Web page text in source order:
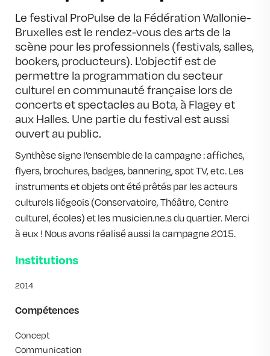
Le festival ProPulse de la Fédération Wallonie-
Bruxelles est le rendez-vous des arts de la
scène pour les professionnels (festivals, salles,
bookers, producteurs). L'objectif est de
permettre la programmation du secteur
culturel en communauté française lors de
concerts et spectacles au Bota, à Flagey et
aux Halles. Une partie du festival est aussi
ouvert au public.
Synthèse signe l’ensemble de la campagne : affiches,
flyers, brochures, badges, bannering, spot TV, etc. Les
instruments et objets ont été prêtés par les acteurs
culturels liégeois (Conservatoire, Théâtre, Centre
culturel, écoles) et les musicien.ne.s du quartier. Merci
à eux ! Nous avons réalisé aussi la campagne 2015.
Institutions
2014
Compétences
Concept
Communication